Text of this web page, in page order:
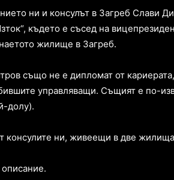
ни и консулът в Загреб Слави
където е съсед на
жилище в Загреб.
също не е дипломат от
управляващи. Същият е по-
долу).
консулите ни, живеещи в две